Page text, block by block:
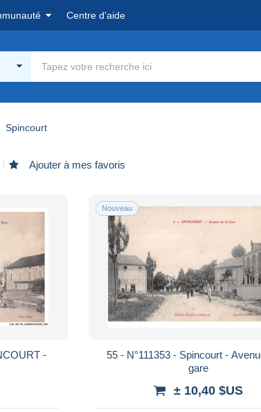
Centre d'aide
Spincourt
Ajouter à mes favoris
-
Nouveau
55 - N°111353 - Spincourt -
gare
± 10,40 $US